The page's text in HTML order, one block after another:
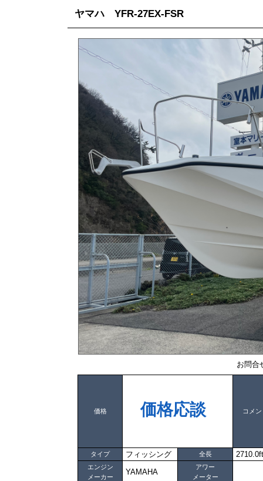
ヤマハ YFR-27EX-FSR
お問
価格 価格応談 コメン
タイプ フィッシング 全長 2710.0ft
エンジン
メーカー
YAMAHA
アワー
メーター